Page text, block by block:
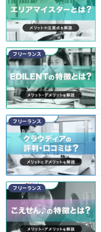
フリーランス
フリーランス
フリーランス